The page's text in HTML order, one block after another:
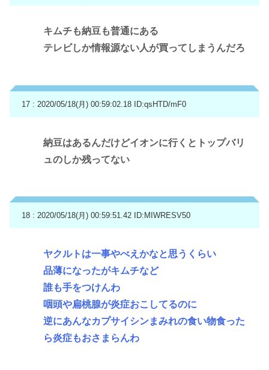
キムチも納豆も普通にある
テレビしか情報源ない人が買ってしまうんだろ
17 : 2020/05/18(月) 00:59:02.18 ID:qsHTD/mF0
納豆はあるんだけどイオンに行くとトップバリ
ュのしか残ってない
18 : 2020/05/18(月) 00:59:51.42 ID:MIWRESV50
ヤクルトは一事やべえかなと思うくらい
品薄になったがキムチなど
誰も手をつけんわ
咽頭や扁桃腺が炎症おこしてるのに
逆にあんなカプサイシンまみれの食い物食った
ら炎症もおさまらんわ